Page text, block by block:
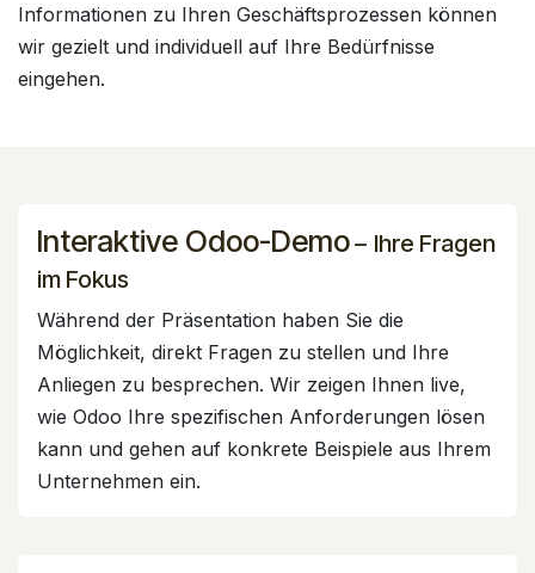
Informationen zu Ihren Geschäftsprozessen können
wir gezielt und individuell auf Ihre Bedürfnisse
eingehen.
Interaktive Odoo-Demo– Ihre Fragen
im Fokus
Während der Präsentation haben Sie die
Möglichkeit, direkt Fragen zu stellen und Ihre
Anliegen zu besprechen. Wir zeigen Ihnen live,
wie Odoo Ihre spezifischen Anforderungen lösen
kann und gehen auf konkrete Beispiele aus Ihrem
Unternehmen ein.